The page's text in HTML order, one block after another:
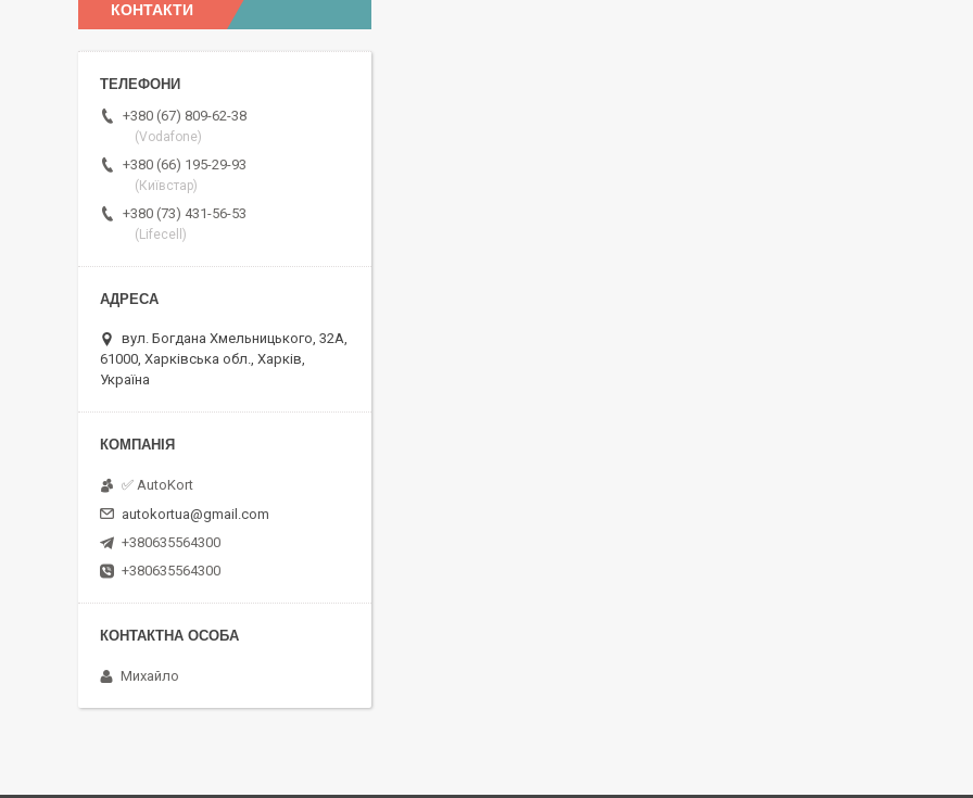
КОНТАКТИ
+380 (67) 809-62-38
(Vodafone)
+380 (66) 195-29-93
(Київстар)
+380 (73) 431-56-53
(Lifecell)
вул. Богдана Хмельницького, 32А,
61000, Харківська обл., Харків,
Україна
✅ AutoKort
autokortua@gmail.com
+380635564300
+380635564300
Михайло